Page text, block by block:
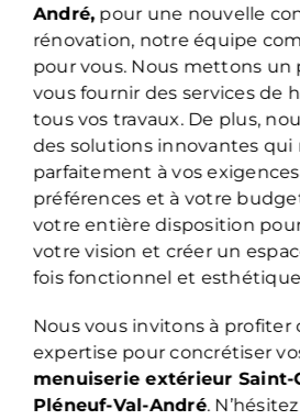
André,pour une nouvelle
rénovation, notre équipe
pour vous. Nous mettons un
vous fournir des services de
tous vos travaux. De plus,
des solutions innovantes
parfaitement à vos
préférences et à votre
votre entière disposition
votre vision et créer un
fois fonctionnel et
Nous vous invitons à profiter
expertise pour concrétiser
menuiserie extérieur Saint-
Pléneuf-Val-André.